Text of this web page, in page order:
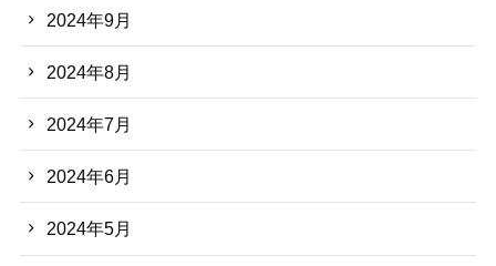
2024年9月
2024年8月
2024年7月
2024年6月
2024年5月